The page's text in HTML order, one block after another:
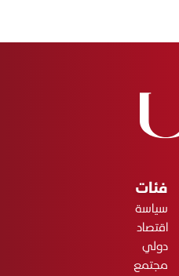
فئات
سياسة
اقتصاد
دولي
مجتمع